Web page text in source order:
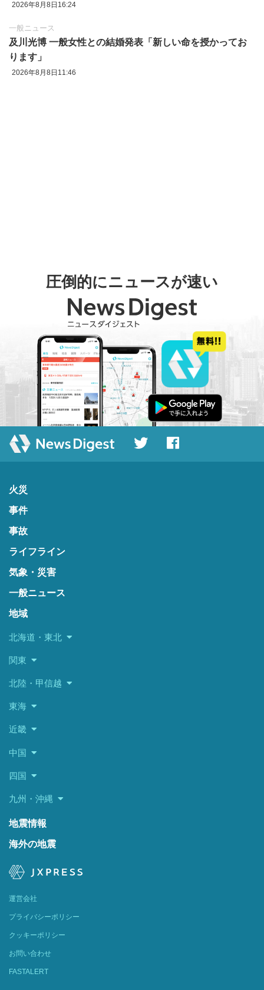
2026年8月8日16:24
一般ニュース
及川光博 一般女性との結婚発表「新しい命を授かってお
ります」
2026年8月8日11:46
圧倒的にニュースが速い
火災
事件
事故
ライフライン
気象・災害
一般ニュース
地域
北海道・東北
関東
北陸・甲信越
東海
近畿
中国
四国
九州・沖縄
地震情報
海外の地震
運営会社
プライバシーポリシー
クッキーポリシー
お問い合わせ
FASTALERT